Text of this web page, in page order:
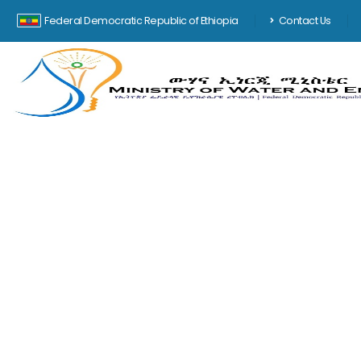
Federal Democratic Republic of Ethiopia Contact Us